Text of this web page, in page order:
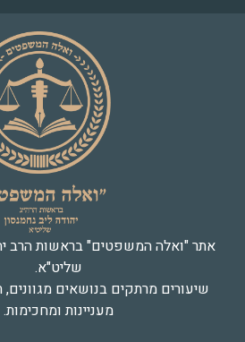
אתר "ואלה המשפטים" בראשות הרב
שליט"א.
שיעורים מרתקים בנושאים
מעניינות ומחכימות.